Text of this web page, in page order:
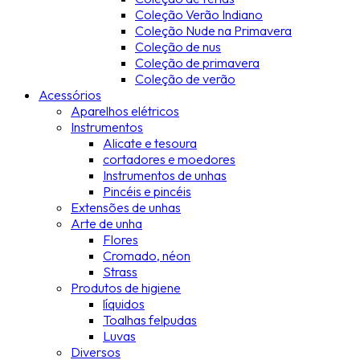
Coleção Verão Indiano
Coleção Nude na Primavera
Coleção de nus
Coleção de primavera
Coleção de verão
Acessórios
Aparelhos elétricos
Instrumentos
Alicate e tesoura
cortadores e moedores
Instrumentos de unhas
Pincéis e pincéis
Extensões de unhas
Arte de unha
Flores
Cromado, néon
Strass
Produtos de higiene
líquidos
Toalhas felpudas
Luvas
Diversos